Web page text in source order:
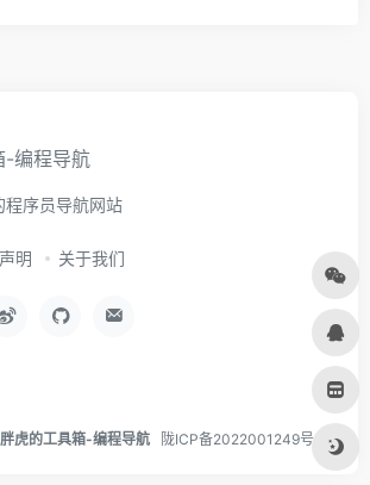
程序员导航网站
明 关于我们
胖虎的工具箱-编程导航 陇ICP备2022001249号